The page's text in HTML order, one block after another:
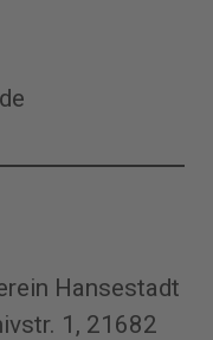
Hansestadt
1, 21682